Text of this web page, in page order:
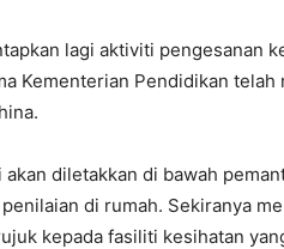
lagi aktiviti pengesanan
Kementerian Pendidikan
diletakkan di bawah
di rumah. Sekiranya
kepada fasiliti kesihatan